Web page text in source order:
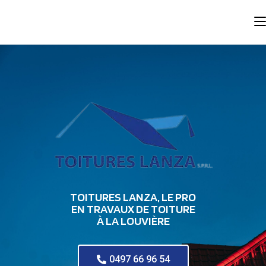
TOITURES LANZA, LE PRO
EN TRAVAUX DE TOITURE
À LA LOUVIÈRE
0497 66 96 54